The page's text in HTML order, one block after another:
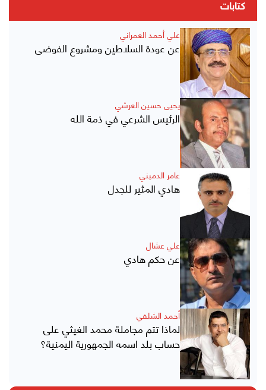
كتابات
علي أحمد العمراني
عن عودة السلاطين ومشروع الفوضى
يحيى حسين العرشي
الرئيس الشرعي في ذمة الله
عامر الدميني
هادي المثير للجدل
علي عشال
عن حكم هادي
أحمد الشلفي
لماذا تتم مجاملة محمد الغيثي على
حساب بلد اسمه الجمهورية اليمنية؟